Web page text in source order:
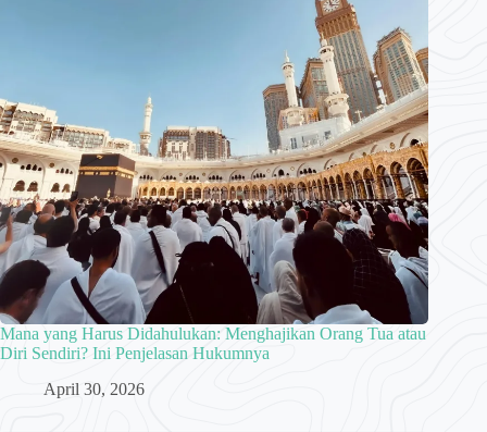
Mana yang Harus Didahulukan: Menghajikan Orang Tua atau
Diri Sendiri? Ini Penjelasan Hukumnya
April 30, 2026